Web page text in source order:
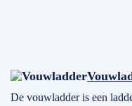
De vouwladder is een